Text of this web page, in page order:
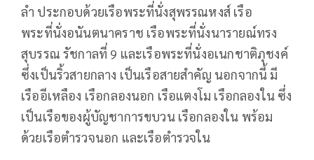
ลำ ประกอบด้วยเรือพระที่นั่งสุพรรณหงส์ เรือ
พระที่นั่งอนันตนาคราช เรือพระที่นั่งนารายณ์ทรง
สุบรรณ รัชกาลที่ 9 และเรือพระที่นั่งอเนกชาติภุชงค์
ซึ่งเป็นริ้วสายกลาง เป็นเรือสายสำคัญ นอกจากนี้ มี
เรืออีเหลือง เรือกลองนอก เรือแตงโม เรือกลองใน ซึ่ง
เป็นเรือของผู้บัญชาการขบวน เรือกลองใน พร้อม
ด้วยเรือตำรวจนอก และเรือตำรวจใน